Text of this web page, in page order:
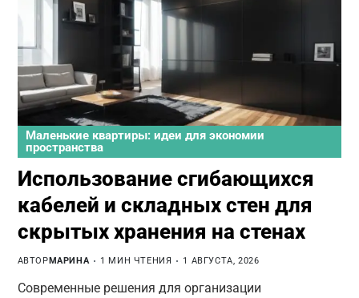
Маленькие квартиры: идеи для экономии
пространства
Использование сгибающихся
кабелей и складных стен для
скрытых хранения на стенах
АВТОРМАРИНА 1 МИН ЧТЕНИЯ 1 АВГУСТА, 2026
Современные решения для организации